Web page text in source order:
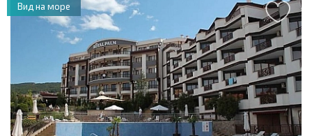
Вид на море